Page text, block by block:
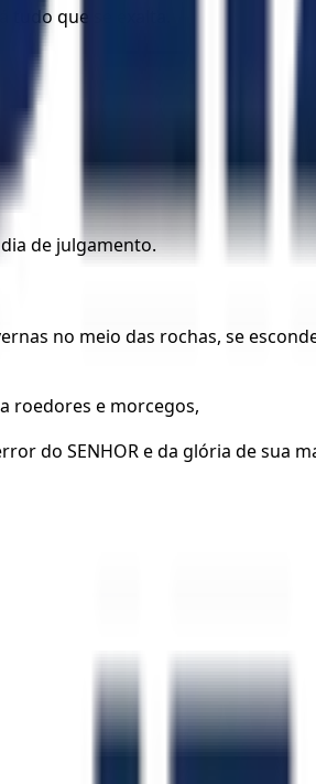
que se exalta.
de julgamento.
no meio das rochas, se
roedores e morcegos,
do SENHOR e da glória de sua